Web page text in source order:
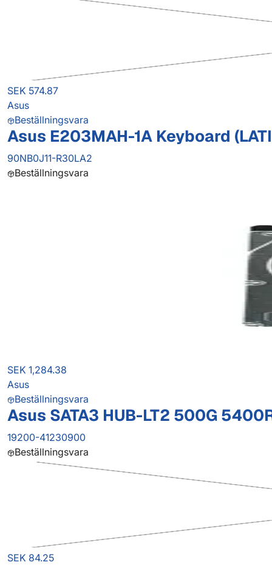
SEK 574.87
Asus
Beställningsvara
Asus E203MAH-1A Keyboard
90NB0J11-R30LA2
Beställningsvara
SEK 1,284.38
Asus
Beställningsvara
Asus SATA3 HUB-LT2 500G
19200-41230900
Beställningsvara
SEK 84.25